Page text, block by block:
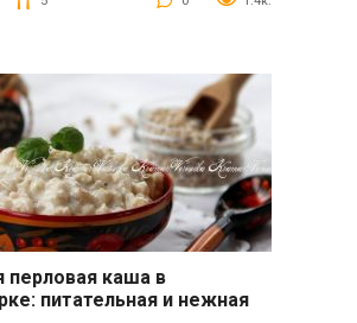
перловая каша в
питательная и нежная